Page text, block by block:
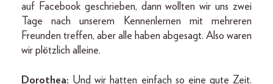
auf Facebook geschrieben, dann wollten wir uns zwei
Tage nach unserem Kennenlernen mit mehreren
Freunden treffen, aber alle haben abgesagt. Also waren
wir plötzlich alleine.
Dorothea: Und wir hatten einfach so eine gute Zeit.